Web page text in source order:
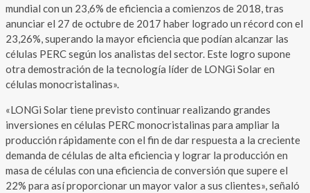
mundial con un 23,6% de eficiencia a comienzos de 2018, tras
anunciar el 27 de octubre de 2017 haber logrado un récord con el
23,26%, superando la mayor eficiencia que podían alcanzar las
células PERC según los analistas del sector. Este logro supone
otra demostración de la tecnología líder de LONGi Solar en
células monocristalinas».
«LONGi Solar tiene previsto continuar realizando grandes
inversiones en células PERC monocristalinas para ampliar la
producción rápidamente con el fin de dar respuesta a la creciente
demanda de células de alta eficiencia y lograr la producción en
masa de células con una eficiencia de conversión que supere el
22% para así proporcionar un mayor valor a sus clientes», señaló